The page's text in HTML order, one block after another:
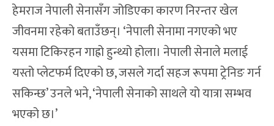
हेमराज नेपाली सेनासँग जोडिएका कारण निरन्तर खेल
जीवनमा रहेको बताउँछन्। ‘नेपाली सेनामा नगएको भए
यसमा टिकिरहन गाह्रो हुन्थ्यो होला। नेपाली सेनाले मलाई
यस्तो प्लेटफर्म दिएको छ, जसले गर्दा सहज रूपमा ट्रेनिङ गर्न
सकिन्छ’ उनले भने, ‘नेपाली सेनाको साथले यो यात्रा सम्भव
भएको छ।’